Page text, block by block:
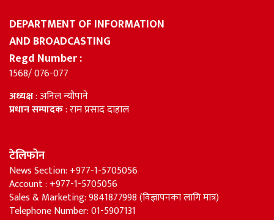
DEPARTMENT OF INFORMATION
AND BROADCASTING
Regd Number :
1568/ 076-077
अध्यक्ष: अनिल न्यौपाने
प्रधान सम्पादक: राम प्रसाद दाहाल
टेलिफोन
News Section: +977-1-5705056
Account : +977-1-5705056
Sales & Marketing: 9841877998 (विज्ञापनका लागि मात्र)
Telephone Number: 01-5907131